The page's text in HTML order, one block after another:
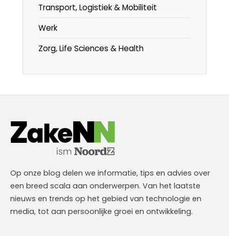
Transport, Logistiek & Mobiliteit
Werk
Zorg, Life Sciences & Health
Op onze blog delen we informatie, tips en advies over
een breed scala aan onderwerpen. Van het laatste
nieuws en trends op het gebied van technologie en
media, tot aan persoonlijke groei en ontwikkeling.